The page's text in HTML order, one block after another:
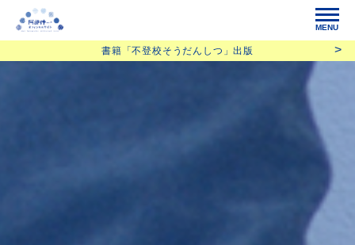
MENU
書籍「不登校そうだんしつ」出版